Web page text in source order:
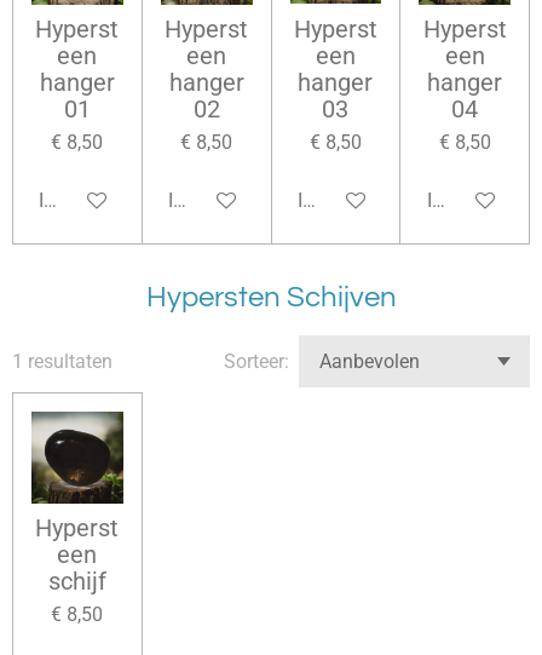
Hyperst
een
hanger
01
€ 8,50
In winkelwagen
Hyperst
een
hanger
02
€ 8,50
In winkelwagen
Hyperst
een
hanger
03
€ 8,50
In winkelwagen
Hyperst
een
hanger
04
€ 8,50
In
Hypersten Schijven
1 resultaten Sorteer:
Hyperst
een
schijf
€ 8,50